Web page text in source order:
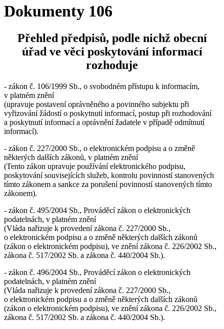
Dokumenty 106
Přehled předpisů, podle nichž obecní
úřad ve věci poskytování informací
rozhoduje
- zákon č. 106/1999 Sb., o svobodném přístupu k informacím,
v platném znění
(upravuje postavení oprávněného a povinného subjektu při
vyřizování žádostí o poskytnutí informací, postup při rozhodování
a poskytnutí informací a oprávnění žadatele v případě odmítnutí
informací).
- zákon č. 227/2000 Sb., o elektronickém podpisu a o změně
některých dalších zákonů, v platném znění
(Tento zákon upravuje používání elektronického podpisu,
poskytování souvisejících služeb, kontrolu povinností stanovených
tímto zákonem a sankce za porušení povinností stanovených tímto
zákonem).
- zákon č. 495/2004 Sb., Prováděcí zákon o elektronických
podatelnách, v platném znění
(Vláda nařizuje k provedení zákona č. 227/2000 Sb.,
o elektronickém podpisu a o změně některých dalších zákonů
(zákon o elektronickém podpisu), ve znění zákona č. 226/2002 Sb.,
zákona č. 517/2002 Sb. a zákona č. 440/2004 Sb.).
- zákon č. 496/2004 Sb., Prováděcí zákon o elektronických
podatelnách, v platném znění
(Vláda nařizuje k provedení zákona č. 227/2000 Sb.,
o elektronickém podpisu a o změně některých dalších zákonů
(zákon o elektronickém podpisu), ve znění zákona č. 226/2002 Sb.,
zákona č. 517/2002 Sb. a zákona č. 440/2004 Sb.).